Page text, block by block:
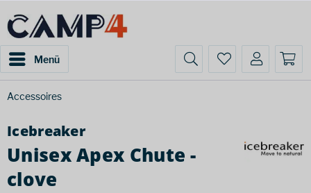
Menü
Accessoires
Icebreaker
Unisex Apex Chute -
clove